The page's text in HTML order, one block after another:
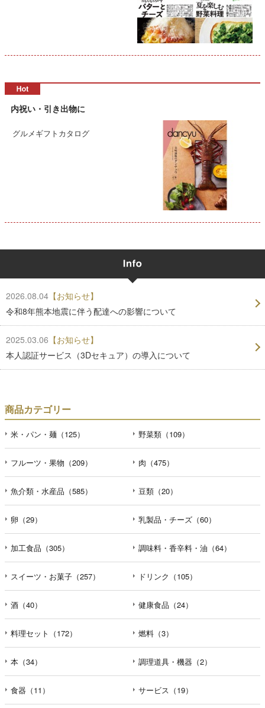
内祝い・引き出物に
グルメギフトカタログ
2026.08.04 【お知らせ】
令和8年熊本地震に伴う配達への影響について
2025.03.06 【お知らせ】
本人認証サービス（3Dセキュア）の導入について
商品カテゴリー
米・パン・麺（125） 野菜類（109）
フルーツ・果物（209） 肉（475）
魚介類・水産品（585） 豆類（20）
卵（29） 乳製品・チーズ（60）
加工食品（305） 調味料・香辛料・油（64）
スイーツ・お菓子（257） ドリンク（105）
酒（40） 健康食品（24）
料理セット（172） 燃料（3）
本（34） 調理道具・機器（2）
食器（11） サービス（19）